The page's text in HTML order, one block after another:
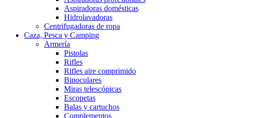
Aspiradoras domésticas
Hidrolavadoras
Centrifugadoras de ropa
Caza, Pesca y Camping
Armería
Pistolas
Rifles
Rifles aire comprimido
Binoculares
Miras telescópicas
Escopetas
Balas y cartuchos
Complementos